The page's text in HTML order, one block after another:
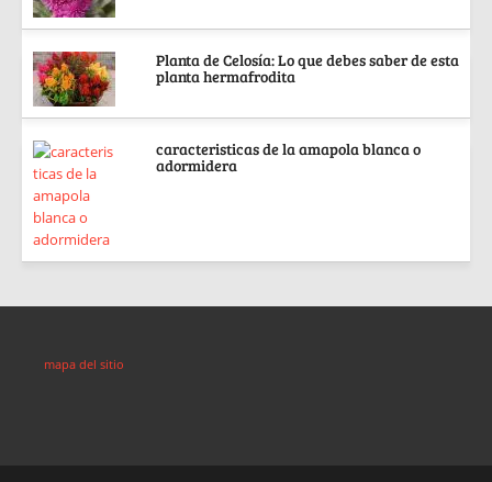
Planta de Celosía: Lo que debes saber de esta
planta hermafrodita
caracteristicas de la amapola blanca o
adormidera
mapa del sitio